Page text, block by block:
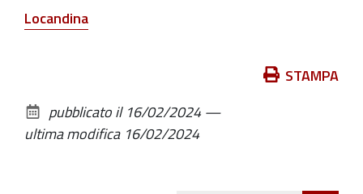
Locandina
documento
STAMPA
pubblicato il 16/02/2024—
ultima modifica 16/02/2024